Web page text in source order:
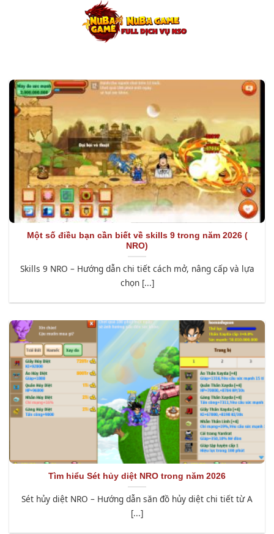
Một số điều bạn cần biết về skills 9 trong năm 2026 (
NRO)
Skills 9 NRO – Hướng dẫn chi tiết cách mở, nâng cấp và lựa
chọn [...]
Tìm hiểu Sét hủy diệt NRO trong năm 2026
Sét hủy diệt NRO – Hướng dẫn săn đồ hủy diệt chi tiết từ A
[...]